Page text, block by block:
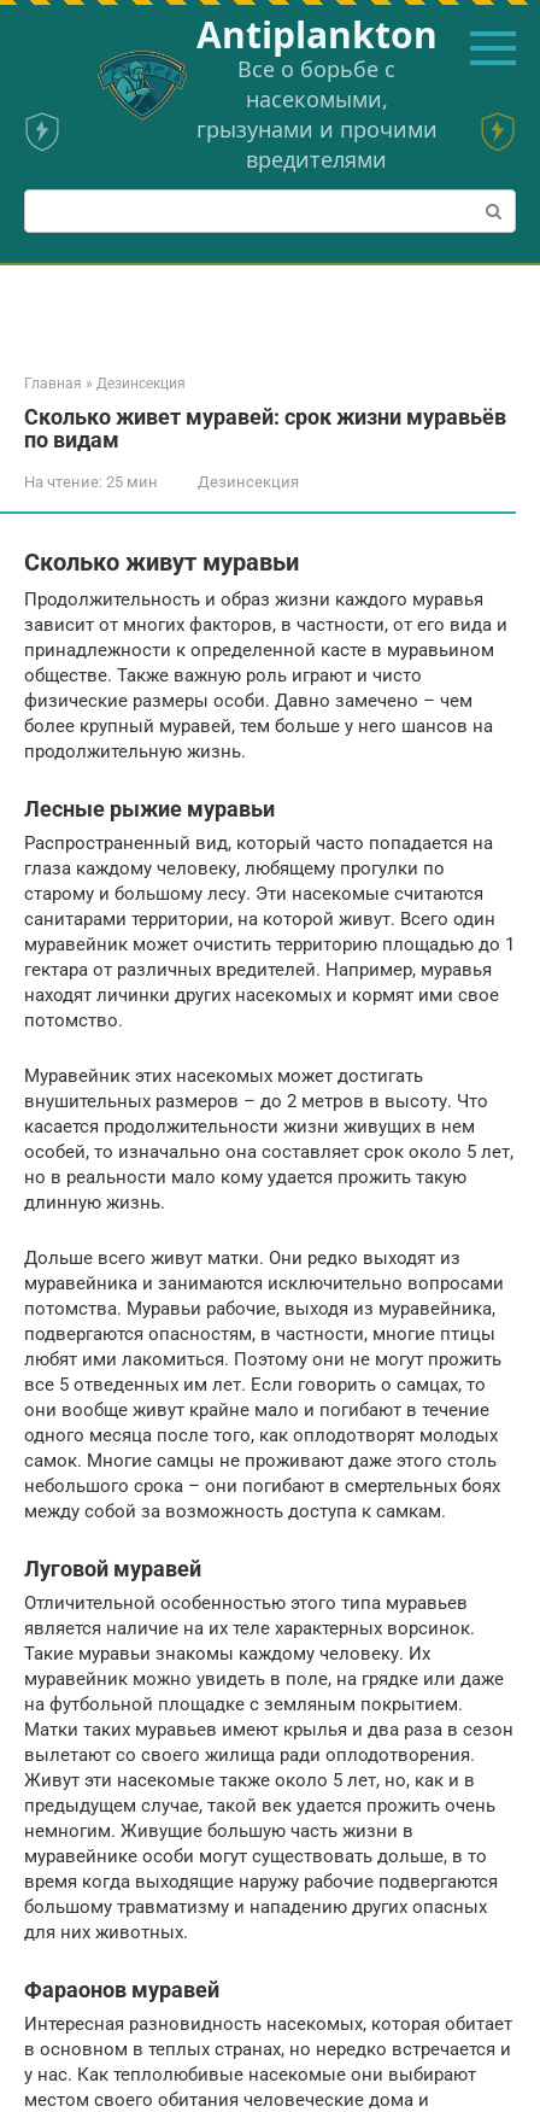
Перейти
Аntiplankton
Все о борьбе с
насекомыми,
грызунами и прочими
вредителями
Поиск:
Главная » Дезинсекция
Сколько живет муравей: срок жизни муравьёв
по видам
На чтение: 25 мин Дезинсекция
Сколько живут муравьи
Продолжительность и образ жизни каждого муравья
зависит от многих факторов, в частности, от его вида и
принадлежности к определенной касте в муравьином
обществе. Также важную роль играют и чисто
физические размеры особи. Давно замечено – чем
более крупный муравей, тем больше у него шансов на
продолжительную жизнь.
Лесные рыжие муравьи
Распространенный вид, который часто попадается на
глаза каждому человеку, любящему прогулки по
старому и большому лесу. Эти насекомые считаются
санитарами территории, на которой живут. Всего один
муравейник может очистить территорию площадью до 1
гектара от различных вредителей. Например, муравья
находят личинки других насекомых и кормят ими свое
потомство.
Муравейник этих насекомых может достигать
внушительных размеров – до 2 метров в высоту. Что
касается продолжительности жизни живущих в нем
особей, то изначально она составляет срок около 5 лет,
но в реальности мало кому удается прожить такую
длинную жизнь.
Дольше всего живут матки. Они редко выходят из
муравейника и занимаются исключительно вопросами
потомства. Муравьи рабочие, выходя из муравейника,
подвергаются опасностям, в частности, многие птицы
любят ими лакомиться. Поэтому они не могут прожить
все 5 отведенных им лет. Если говорить о самцах, то
они вообще живут крайне мало и погибают в течение
одного месяца после того, как оплодотворят молодых
самок. Многие самцы не проживают даже этого столь
небольшого срока – они погибают в смертельных боях
между собой за возможность доступа к самкам.
Луговой муравей
Отличительной особенностью этого типа муравьев
является наличие на их теле характерных ворсинок.
Такие муравьи знакомы каждому человеку. Их
муравейник можно увидеть в поле, на грядке или даже
на футбольной площадке с земляным покрытием.
Матки таких муравьев имеют крылья и два раза в сезон
вылетают со своего жилища ради оплодотворения.
Живут эти насекомые также около 5 лет, но, как и в
предыдущем случае, такой век удается прожить очень
немногим. Живущие большую часть жизни в
муравейнике особи могут существовать дольше, в то
время когда выходящие наружу рабочие подвергаются
большому травматизму и нападению других опасных
для них животных.
Фараонов муравей
Интересная разновидность насекомых, которая обитает
в основном в теплых странах, но нередко встречается и
у нас. Как теплолюбивые насекомые они выбирают
местом своего обитания человеческие дома и